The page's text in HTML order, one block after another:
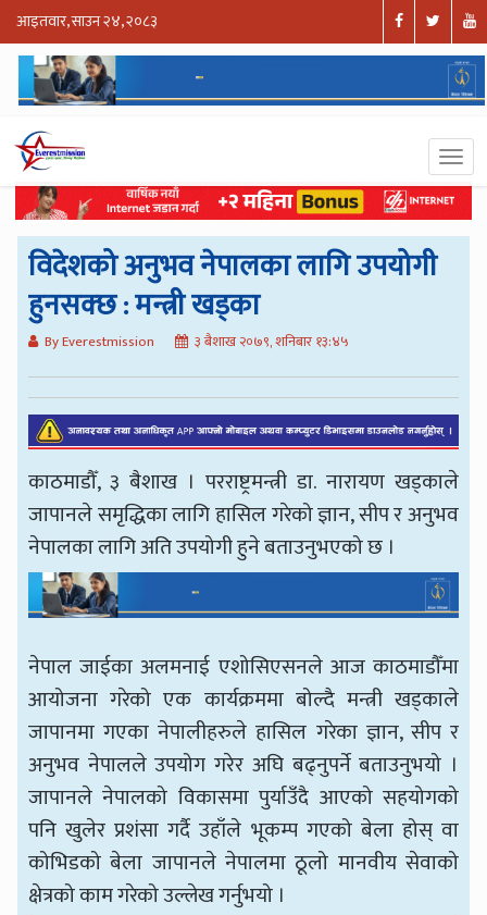
आइतवार, साउन २४, २०८३
विदेशको अनुभव नेपालका लागि उपयोगी
हुनसक्छ : मन्त्री खड्का
By Everestmission ३ बैशाख २०७९, शनिबार १३:४५
काठमाडौँ, ३ बैशाख । परराष्ट्रमन्त्री डा. नारायण खड्काले
जापानले समृद्धिका लागि हासिल गरेको ज्ञान, सीप र अनुभव
नेपालका लागि अति उपयोगी हुने बताउनुभएको छ ।
नेपाल जाईका अलमनाई एशोसिएसनले आज काठमाडौँमा
आयोजना गरेको एक कार्यक्रममा बोल्दै मन्त्री खड्काले
जापानमा गएका नेपालीहरुले हासिल गरेका ज्ञान, सीप र
अनुभव नेपालले उपयोग गरेर अघि बढ्नुपर्ने बताउनुभयो ।
जापानले नेपालको विकासमा पुर्याउँदै आएको सहयोगको
पनि खुलेर प्रशंसा गर्दै उहाँले भूकम्प गएको बेला होस् वा
कोभिडको बेला जापानले नेपालमा ठूलो मानवीय सेवाको
क्षेत्रको काम गरेको उल्लेख गर्नुभयो ।